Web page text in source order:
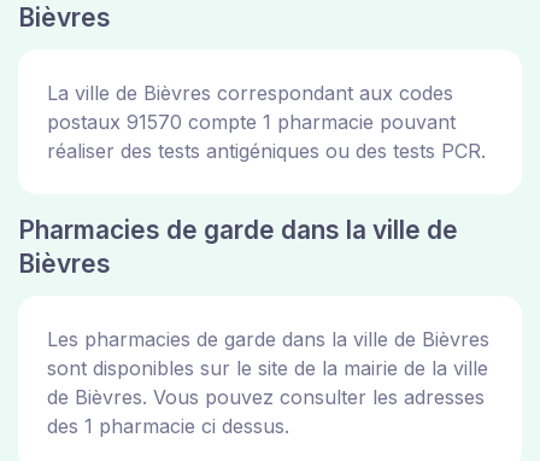
Bièvres
La ville de Bièvres correspondant aux codes
postaux 91570 compte 1 pharmacie pouvant
réaliser des tests antigéniques ou des tests PCR.
Pharmacies de garde dans la ville de
Bièvres
Les pharmacies de garde dans la ville de Bièvres
sont disponibles sur le site de la mairie de la ville
de Bièvres. Vous pouvez consulter les adresses
des 1 pharmacie ci dessus.